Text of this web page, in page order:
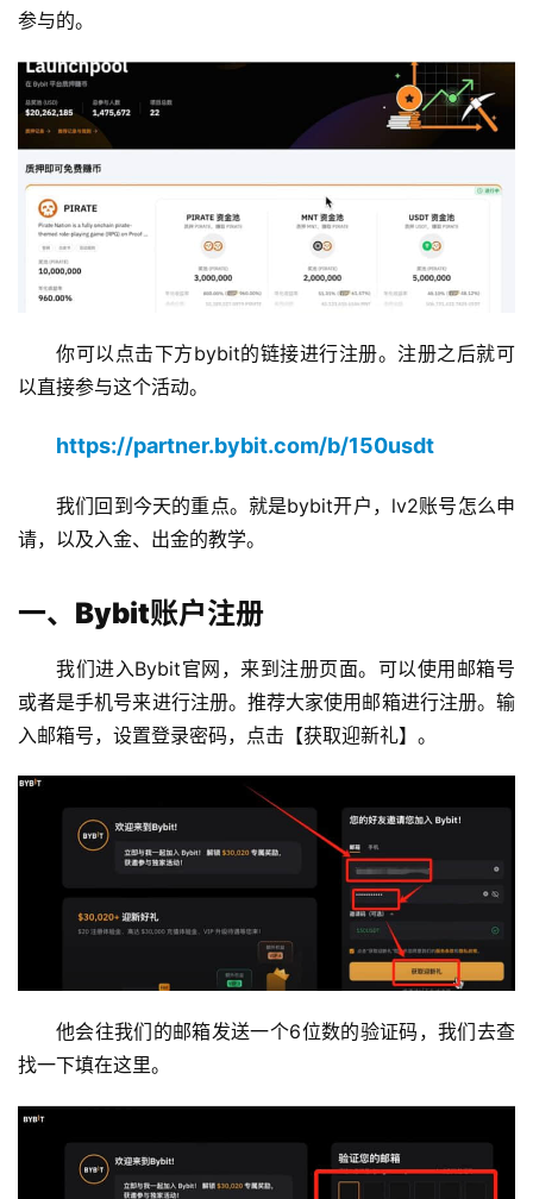
参与的。
你可以点击下方bybit的链接进行注册。注册之后就可
以直接参与这个活动。
https://partner.bybit.com/b/150usdt
我们回到今天的重点。就是bybit开户，lv2账号怎么申
请，以及入金、出金的教学。
一、Bybit账户注册
我们进入Bybit官网，来到注册页面。可以使用邮箱号
或者是手机号来进行注册。推荐大家使用邮箱进行注册。输
入邮箱号，设置登录密码，点击【获取迎新礼】。
他会往我们的邮箱发送一个6位数的验证码，我们去查
找一下填在这里。